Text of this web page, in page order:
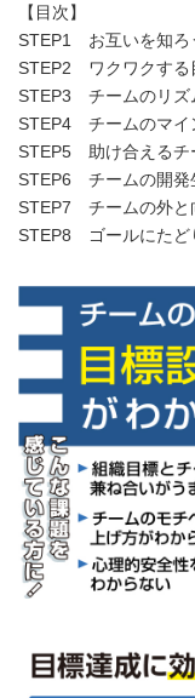
【目次】
STEP1 お互いを知ろ
STEP2 ワクワクする
STEP3 チームのリズ
STEP4 チームのマイ
STEP5 助け合えるチ
STEP6 チームの開発
STEP7 チームの外と
STEP8 ゴールにたど